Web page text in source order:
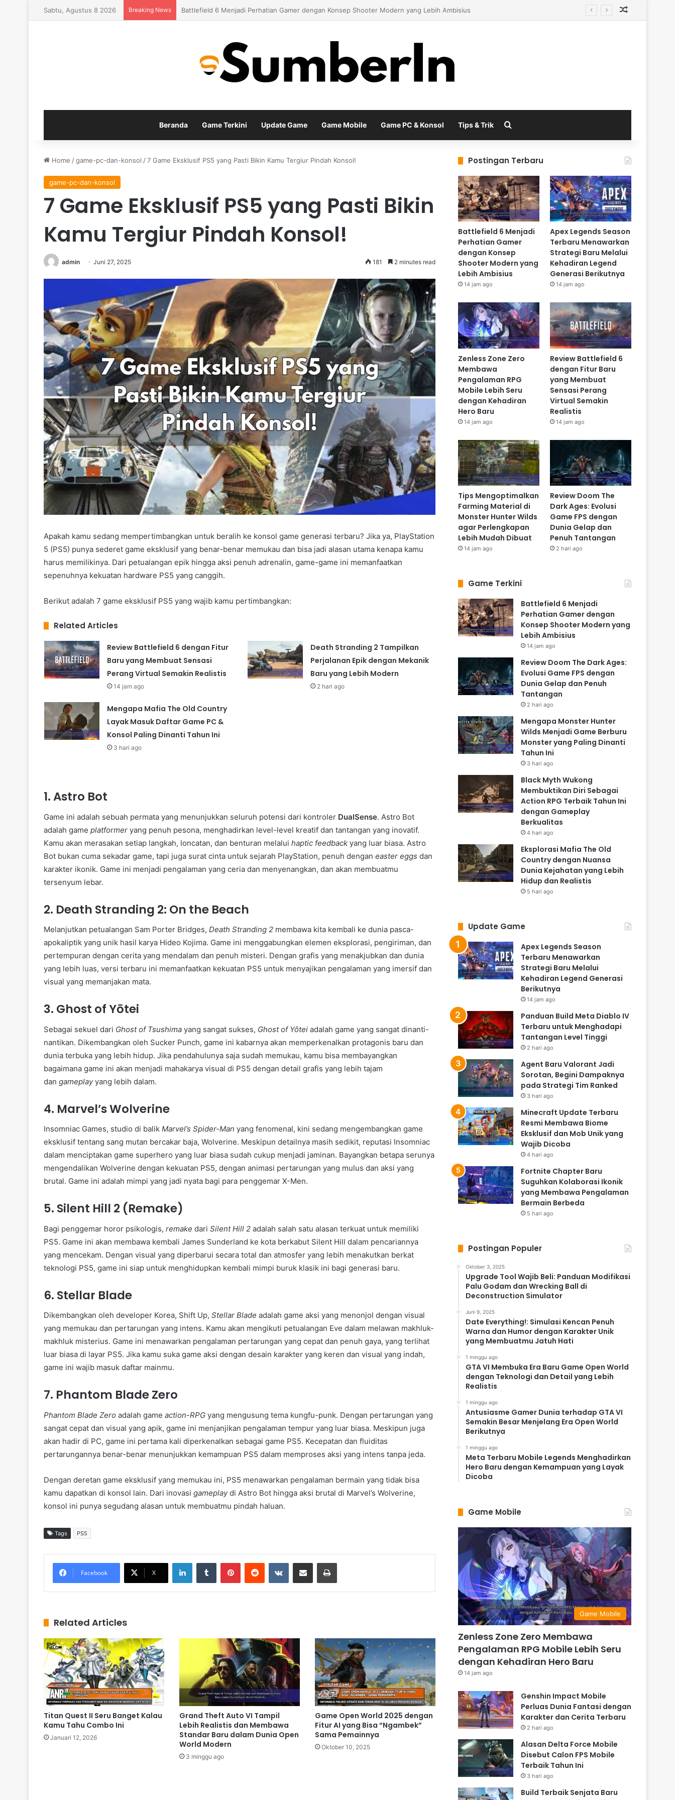
Sabtu, Agustus 8 2026 Breaking News Apex Legends Season Terbaru Menawarkan Strategi Baru Melalui Kehadiran Legend Generasi Berikutnya
Beranda Game Terkini Update Game Game Mobile Game PC & Konsol Tips & Trik
Home /game-pc-dan-konsol /7 Game Eksklusif PS5 yang Pasti Bikin Kamu Tergiur Pindah Konsol!
game-pc-dan-konsol
7 Game Eksklusif PS5 yang Pasti Bikin
Kamu Tergiur Pindah Konsol!
admin Juni 27, 2025 181 2 minutes read
Apakah kamu sedang mempertimbangkan untuk beralih ke konsol game generasi terbaru? Jika ya, PlayStation
5 (PS5) punya sederet game eksklusif yang benar-benar memukau dan bisa jadi alasan utama kenapa kamu
harus memilikinya. Dari petualangan epik hingga aksi penuh adrenalin, game-game ini memanfaatkan
sepenuhnya kekuatan hardware PS5 yang canggih.
Berikut adalah 7 game eksklusif PS5 yang wajib kamu pertimbangkan:
Related Articles
Review Battlefield 6 dengan Fitur
Baru yang Membuat Sensasi
Perang Virtual Semakin Realistis
14 jam ago
Death Stranding 2 Tampilkan
Perjalanan Epik dengan Mekanik
Baru yang Lebih Modern
2 hari ago
Mengapa Mafia The Old Country
Layak Masuk Daftar Game PC &
Konsol Paling Dinanti Tahun Ini
3 hari ago
1. Astro Bot
Game ini adalah sebuah permata yang menunjukkan seluruh potensi dari kontroler DualSense. Astro Bot
adalah game platformer yang penuh pesona, menghadirkan level-level kreatif dan tantangan yang inovatif.
Kamu akan merasakan setiap langkah, loncatan, dan benturan melalui haptic feedback yang luar biasa. Astro
Bot bukan cuma sekadar game, tapi juga surat cinta untuk sejarah PlayStation, penuh dengan easter eggs dan
karakter ikonik. Game ini menjadi pengalaman yang ceria dan menyenangkan, dan akan membuatmu
tersenyum lebar.
2. Death Stranding 2: On the Beach
Melanjutkan petualangan Sam Porter Bridges, Death Stranding 2 membawa kita kembali ke dunia pasca-
apokaliptik yang unik hasil karya Hideo Kojima. Game ini menggabungkan elemen eksplorasi, pengiriman, dan
pertempuran dengan cerita yang mendalam dan penuh misteri. Dengan grafis yang menakjubkan dan dunia
yang lebih luas, versi terbaru ini memanfaatkan kekuatan PS5 untuk menyajikan pengalaman yang imersif dan
visual yang memanjakan mata.
3. Ghost of Yōtei
Sebagai sekuel dari Ghost of Tsushima yang sangat sukses, Ghost of Yōtei adalah game yang sangat dinanti-
nantikan. Dikembangkan oleh Sucker Punch, game ini kabarnya akan memperkenalkan protagonis baru dan
dunia terbuka yang lebih hidup. Jika pendahulunya saja sudah memukau, kamu bisa membayangkan
bagaimana game ini akan menjadi mahakarya visual di PS5 dengan detail grafis yang lebih tajam
dan gameplayyang lebih dalam.
4. Marvel’s Wolverine
Insomniac Games, studio di balik Marvel’s Spider-Man yang fenomenal, kini sedang mengembangkan game
eksklusif tentang sang mutan bercakar baja, Wolverine. Meskipun detailnya masih sedikit, reputasi Insomniac
dalam menciptakan game superhero yang luar biasa sudah cukup menjadi jaminan. Bayangkan betapa serunya
mengendalikan Wolverine dengan kekuatan PS5, dengan animasi pertarungan yang mulus dan aksi yang
brutal. Game ini adalah mimpi yang jadi nyata bagi para penggemar X-Men.
5. Silent Hill 2 (Remake)
Bagi penggemar horor psikologis, remake dari Silent Hill 2 adalah salah satu alasan terkuat untuk memiliki
PS5. Game ini akan membawa kembali James Sunderland ke kota berkabut Silent Hill dalam pencariannya
yang mencekam. Dengan visual yang diperbarui secara total dan atmosfer yang lebih menakutkan berkat
teknologi PS5, game ini siap untuk menghidupkan kembali mimpi buruk klasik ini bagi generasi baru.
6. Stellar Blade
Dikembangkan oleh developer Korea, Shift Up, Stellar Blade adalah game aksi yang menonjol dengan visual
yang memukau dan pertarungan yang intens. Kamu akan mengikuti petualangan Eve dalam melawan makhluk-
makhluk misterius. Game ini menawarkan pengalaman pertarungan yang cepat dan penuh gaya, yang terlihat
luar biasa di layar PS5. Jika kamu suka game aksi dengan desain karakter yang keren dan visual yang indah,
game ini wajib masuk daftar mainmu.
7. Phantom Blade Zero
Phantom Blade Zero adalah game action-RPG yang mengusung tema kungfu-punk. Dengan pertarungan yang
sangat cepat dan visual yang apik, game ini menjanjikan pengalaman tempur yang luar biasa. Meskipun juga
akan hadir di PC, game ini pertama kali diperkenalkan sebagai game PS5. Kecepatan dan fluiditas
pertarungannya benar-benar menunjukkan kemampuan PS5 dalam memproses aksi yang intens tanpa jeda.
Dengan deretan game eksklusif yang memukau ini, PS5 menawarkan pengalaman bermain yang tidak bisa
kamu dapatkan di konsol lain. Dari inovasi gameplaydi Astro Bot hingga aksi brutal di Marvel’s Wolverine,
konsol ini punya segudang alasan untuk membuatmu pindah haluan.
Tags PS5
Facebook X
Related Articles
Titan Quest II Seru Banget Kalau
Kamu Tahu Combo Ini
Januari 12, 2026
Grand Theft Auto VI Tampil
Lebih Realistis dan Membawa
Standar Baru dalam Dunia Open
World Modern
3 minggu ago
Game Open World 2025 dengan
Fitur AI yang Bisa “Ngambek”
Sama Pemainnya
Oktober 10, 2025
Postingan Terbaru
Battlefield 6 Menjadi
Perhatian Gamer
dengan Konsep
Shooter Modern yang
Lebih Ambisius
14 jam ago
Apex Legends Season
Terbaru Menawarkan
Strategi Baru Melalui
Kehadiran Legend
Generasi Berikutnya
14 jam ago
Zenless Zone Zero
Membawa
Pengalaman RPG
Mobile Lebih Seru
dengan Kehadiran
Hero Baru
14 jam ago
Review Battlefield 6
dengan Fitur Baru
yang Membuat
Sensasi Perang
Virtual Semakin
Realistis
14 jam ago
Tips Mengoptimalkan
Farming Material di
Monster Hunter Wilds
agar Perlengkapan
Lebih Mudah Dibuat
14 jam ago
Review Doom The
Dark Ages: Evolusi
Game FPS dengan
Dunia Gelap dan
Penuh Tantangan
2 hari ago
Game Terkini
Battlefield 6 Menjadi
Perhatian Gamer dengan
Konsep Shooter Modern yang
Lebih Ambisius
14 jam ago
Review Doom The Dark Ages:
Evolusi Game FPS dengan
Dunia Gelap dan Penuh
Tantangan
2 hari ago
Mengapa Monster Hunter
Wilds Menjadi Game Berburu
Monster yang Paling Dinanti
Tahun Ini
3 hari ago
Black Myth Wukong
Membuktikan Diri Sebagai
Action RPG Terbaik Tahun Ini
dengan Gameplay
Berkualitas
4 hari ago
Eksplorasi Mafia The Old
Country dengan Nuansa
Dunia Kejahatan yang Lebih
Hidup dan Realistis
5 hari ago
Update Game
Apex Legends Season
Terbaru Menawarkan
Strategi Baru Melalui
Kehadiran Legend Generasi
Berikutnya
14 jam ago
Panduan Build Meta Diablo IV
Terbaru untuk Menghadapi
Tantangan Level Tinggi
2 hari ago
Agent Baru Valorant Jadi
Sorotan, Begini Dampaknya
pada Strategi Tim Ranked
3 hari ago
Minecraft Update Terbaru
Resmi Membawa Biome
Eksklusif dan Mob Unik yang
Wajib Dicoba
4 hari ago
Fortnite Chapter Baru
Suguhkan Kolaborasi Ikonik
yang Membawa Pengalaman
Bermain Berbeda
5 hari ago
Postingan Populer
Oktober 3, 2025
Upgrade Tool Wajib Beli: Panduan Modifikasi
Palu Godam dan Wrecking Ball di
Deconstruction Simulator
Juni 9, 2025
Date Everything!: Simulasi Kencan Penuh
Warna dan Humor dengan Karakter Unik
yang Membuatmu Jatuh Hati
1 minggu ago
GTA VI Membuka Era Baru Game Open World
dengan Teknologi dan Detail yang Lebih
Realistis
1 minggu ago
Antusiasme Gamer Dunia terhadap GTA VI
Semakin Besar Menjelang Era Open World
Berikutnya
1 minggu ago
Meta Terbaru Mobile Legends Menghadirkan
Hero Baru dengan Kemampuan yang Layak
Dicoba
Game Mobile
Game Mobile
Zenless Zone Zero Membawa
Pengalaman RPG Mobile Lebih Seru
dengan Kehadiran Hero Baru
14 jam ago
Genshin Impact Mobile
Perluas Dunia Fantasi dengan
Karakter dan Cerita Terbaru
2 hari ago
Alasan Delta Force Mobile
Disebut Calon FPS Mobile
Terbaik Tahun Ini
3 hari ago
Build Terbaik Senjata Baru